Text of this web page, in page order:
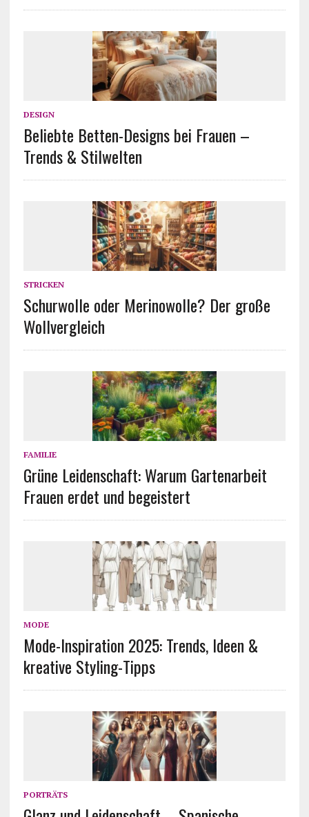
DESIGN
Beliebte Betten-Designs bei Frauen –
Trends & Stilwelten
STRICKEN
Schurwolle oder Merinowolle? Der große
Wollvergleich
FAMILIE
Grüne Leidenschaft: Warum Gartenarbeit
Frauen erdet und begeistert
MODE
Mode-Inspiration 2025: Trends, Ideen &
kreative Styling-Tipps
PORTRÄTS